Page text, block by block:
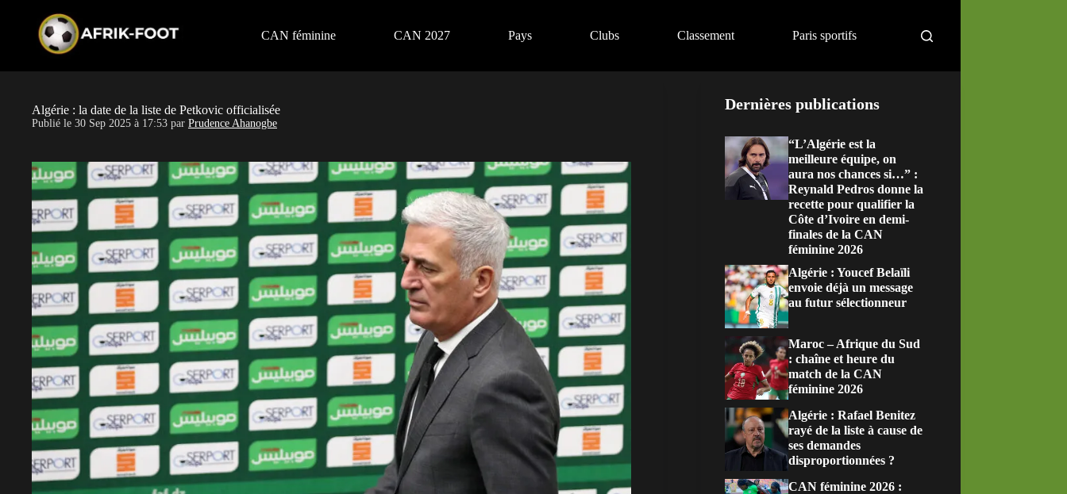
CAN féminine CAN 2027 Pays Clubs Classement Paris sportifs
Algérie : la date de la liste de Petkovic officialisée
Publié le 30 Sep 2025 à 17:53 par Prudence Ahanogbe
Dernières publications
“L’Algérie est la
meilleure équipe, on
aura nos chances si…” :
Reynald Pedros donne la
recette pour qualifier la
Côte d’Ivoire en demi-
finales de la CAN
féminine 2026
Algérie : Youcef Belaïli
envoie déjà un message
au futur sélectionneur
Maroc – Afrique du Sud
: chaîne et heure du
match de la CAN
féminine 2026
Algérie : Rafael Benitez
rayé de la liste à cause de
ses demandes
disproportionnées ?
CAN féminine 2026 :